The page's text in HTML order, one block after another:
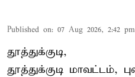
Published on: 07 Aug 2026, 2:42 pm
தூத்துக்குடி,
தூத்துக்குடி மாவட்டம்,